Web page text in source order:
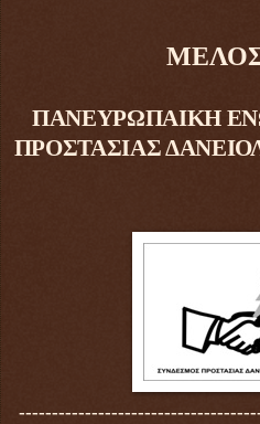
ΠΑΝΕΥΡΩΠΑΙΚΗ
ΠΡΟΣΤΑΣΙΑΣ